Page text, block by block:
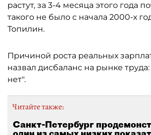
растут, за 3-4 месяца этого года
такого не было с начала 2000-х
Топилин.
Причиной роста реальных
назвал дисбаланс на рынке
нет".
Читайте также:
Санкт-Петербург